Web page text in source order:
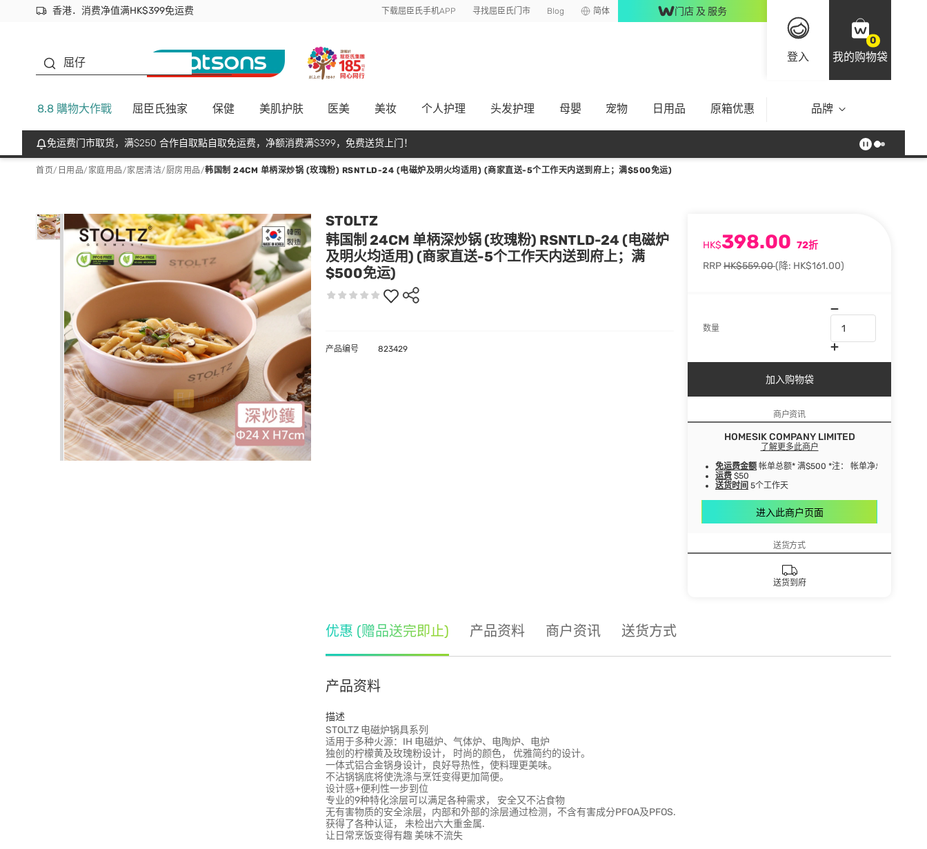
香港．消费净值满HK$399免运费
立即成为易赏钱会员尽享独家优惠
首次APP下单买满$450 输入 NEWAPP 即减$50 下载屈臣氏手机APP 寻找屈臣氏门市 Blog 简体 门店 及 服务
登入
0
我的购物袋
屈仔
8.8 購物大作戰 屈臣氏独家 保健 美肌护肤 医美 美妆 个人护理 头发护理 母嬰 宠物 日用品 原箱优惠 品牌
免运费门市取货，满$250 合作自取點自取免运费，净额消费满$399，免费送货上门！
首页/ 日用品/ 家庭用品/家居清洁/厨房用品/韩国制 24CM 单柄深炒锅 (玫瑰粉) RSNTLD-24 (电磁炉及明火均适用) (商家直送-5个工作天内送到府上；满$500免运)
STOLTZ
韩国制 24CM 单柄深炒锅 (玫瑰粉) RSNTLD-24 (电磁炉
及明火均适用) (商家直送-5个工作天内送到府上；满
$500免运)
HK$398.00 72折
RRPHK$559.00(降: HK$161.00)
数量
加入购物袋
商户资讯
HOMESIK COMPANY LIMITED
了解更多此商户
免运费金额 帐单总额* 满$500 *注： 帐单净总额指扣除
运费 $50
送货时间 5个工作天
进入此商户页面
送货方式
送货到府
产品编号 823429
优惠 (赠品送完即止) 产品资料 商户资讯 送货方式
产品资料
描述
STOLTZ 电磁炉锅具系列
适用于多种火源：IH 电磁炉、气体炉、电陶炉、电炉
独创的柠檬黄及玫瑰粉设计， 时尚的颜色， 优雅简约的设计。
一体式铝合金锅身设计，良好导热性，使料理更美味。
不沾锅锅底将使洗涤与烹饪变得更加简便。
设计感+便利性一步到位
专业的9种特化涂层可以满足各种需求， 安全又不沾食物
无有害物质的安全涂层，内部和外部的涂层通过检测，不含有害成分PFOA及PFOS.
获得了各种认证， 未检出六大重金属.
让日常烹饭变得有趣 美味不流失